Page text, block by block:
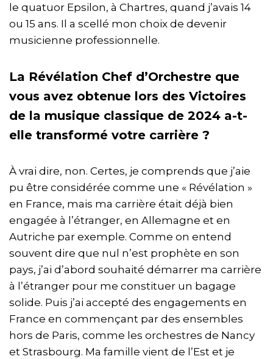
le quatuor Epsilon, à Chartres, quand j’avais 14
ou 15 ans. Il a scellé mon choix de devenir
musicienne professionnelle.
La Révélation Chef d’Orchestre que
vous avez obtenue lors des Victoires
de la musique classique de 2024 a-t-
elle transformé votre carrière ?
À vrai dire, non. Certes, je comprends que j’aie
pu être considérée comme une « Révélation »
en France, mais ma carrière était déjà bien
engagée à l’étranger, en Allemagne et en
Autriche par exemple. Comme on entend
souvent dire que nul n’est prophète en son
pays, j’ai d’abord souhaité démarrer ma carrière
à l’étranger pour me constituer un bagage
solide. Puis j’ai accepté des engagements en
France en commençant par des ensembles
hors de Paris, comme les orchestres de Nancy
et Strasbourg. Ma famille vient de l’Est et je